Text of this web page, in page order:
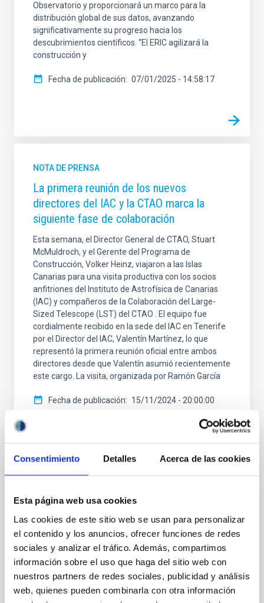
Consentimiento Detalles Acerca de las cookies
Esta página web usa cookies
Las cookies de este sitio web se usan para personalizar
el contenido y los anuncios, ofrecer funciones de redes
sociales y analizar el tráfico. Además, compartimos
información sobre el uso que haga del sitio web con
nuestros partners de redes sociales, publicidad y análisis
web, quienes pueden combinarla con otra información
Observatorio y proporcionará un marco para la
distribución global de sus datos, avanzando
significativamente su progreso hacia los
descubrimientos científicos. “El ERIC agilizará la
construcción y
Fecha de publicación 07/01/2025 - 14:58:17
NOTA DE PRENSA
La primera reunión de los nuevos
directores del IAC y la CTAO marca la
siguiente fase de colaboración
Esta semana, el Director General de CTAO, Stuart
McMuldroch, y el Gerente del Programa de
Construcción, Volker Heinz, viajaron a las Islas
Canarias para una visita productiva con los socios
anfitriones del Instituto de Astrofísica de Canarias
(IAC) y compañeros de la Colaboración del Large-
Sized Telescope (LST) del CTAO . El equipo fue
cordialmente recibido en la sede del IAC en Tenerife
por el Director del IAC, Valentín Martínez, lo que
representó la primera reunión oficial entre ambos
directores desde que Valentín asumió recientemente
este cargo. La visita, organizada por Ramón García
Fecha de publicación 15/11/2024 - 20:00:00
El telescopio LST-1 en La Palma descubre
el cuásar más lejano en muy altas energías
El primer prototipo de Large-Sized Telescope (LST)
del Cherenkov Telescope Array Observatory (CTAO ),
ubicado en el Observatorio del Roque de los
Muchachos (Garafía, La Palma), ha realizado su
primer descubrimiento científico al detectar la fuente